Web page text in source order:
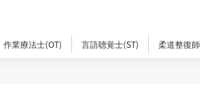
作業療法士(OT) 言語聴覚士(ST) 柔道整復師